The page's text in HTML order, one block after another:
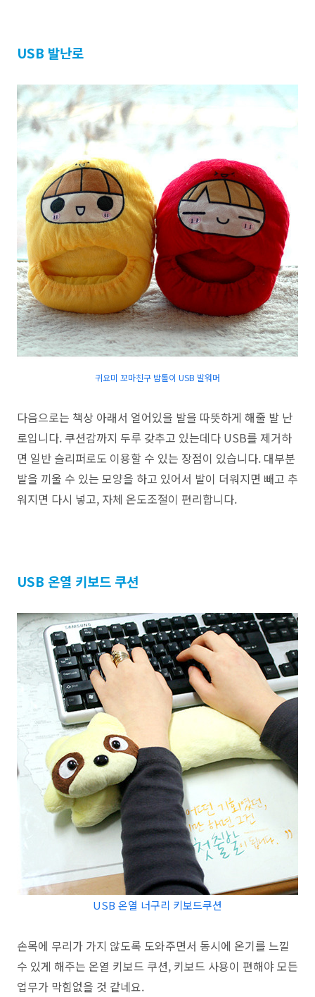
USB 발난로
귀요미 꼬마친구 밤톨이 USB 발워머
다음으로는 책상 아래서 얼어있을 발을 따뜻하게 해줄 발 난
로입니다. 쿠션감까지 두루 갖추고 있는데다 USB를 제거하
면 일반 슬리퍼로도 이용할 수 있는 장점이 있습니다. 대부분
발을 끼울 수 있는 모양을 하고 있어서 발이 더워지면 빼고 추
워지면 다시 넣고, 자체 온도조절이 편리합니다.
USB 온열 키보드 쿠션
USB 온열 너구리 키보드쿠션
손목에 무리가 가지 않도록 도와주면서 동시에 온기를 느낄
수 있게 해주는 온열 키보드 쿠션, 키보드 사용이 편해야 모든
업무가 막힘없을 것 같네요.